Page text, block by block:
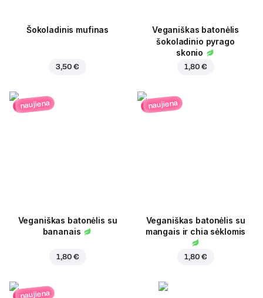
Šokoladinis mufinas
3,50 €
Veganiškas batonėlis
šokoladinio pyrago
skonio
1,80 €
naujiena
Veganiškas batonėlis su
bananais
1,80 €
naujiena
Veganiškas batonėlis su
mangais ir chia sėklomis
1,80 €
naujiena